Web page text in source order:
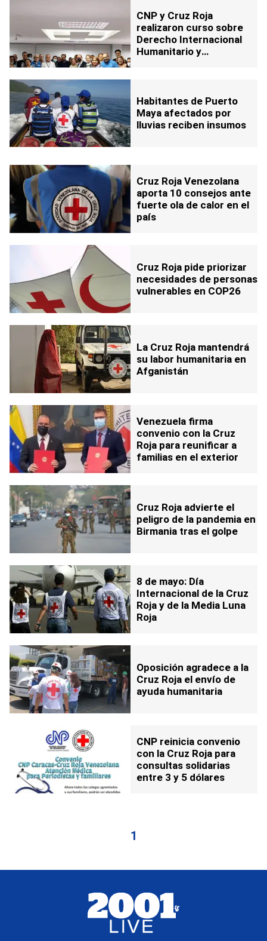
CNP y Cruz Roja
realizaron curso sobre
Derecho Internacional
Humanitario y
Habitantes de Puerto
Maya afectados por
lluvias reciben insumos
Cruz Roja Venezolana
aporta 10 consejos ante
fuerte ola de calor en el
país
Cruz Roja pide priorizar
necesidades de personas
vulnerables en COP26
La Cruz Roja mantendrá
su labor humanitaria en
Afganistán
Venezuela firma
convenio con la Cruz
Roja para reunificar a
familias en el exterior
Cruz Roja advierte el
peligro de la pandemia en
Birmania tras el golpe
8 de mayo: Día
Internacional de la Cruz
Roja y de la Media Luna
Roja
Oposición agradece a la
Cruz Roja el envío de
ayuda humanitaria
CNP reinicia convenio
con la Cruz Roja para
consultas solidarias
entre 3 y 5 dólares
1